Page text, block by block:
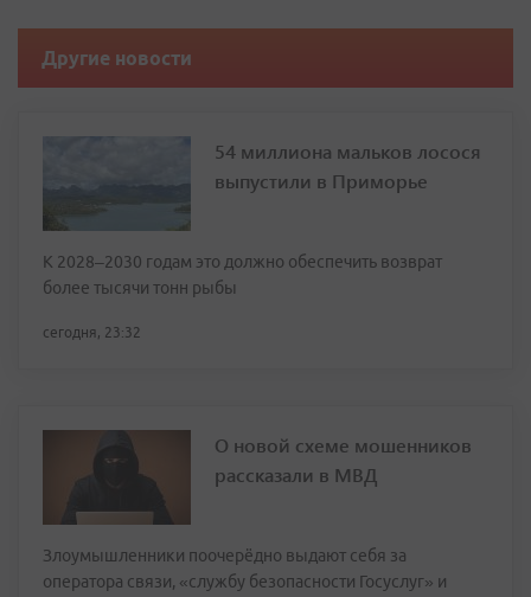
Другие новости
54 миллиона мальков лосося
выпустили в Приморье
К 2028–2030 годам это должно обеспечить возврат
более тысячи тонн рыбы
сегодня, 23:32
О новой схеме мошенников
рассказали в МВД
Злоумышленники поочерёдно выдают себя за
оператора связи, «службу безопасности Госуслуг» и